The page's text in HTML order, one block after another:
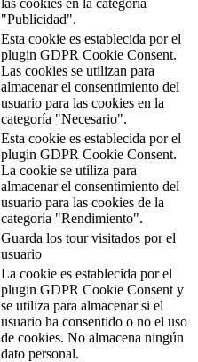
"Publicidad".
Esta cookie es establecida por el
plugin GDPR Cookie Consent.
Las cookies se utilizan para
almacenar el consentimiento del
usuario para las cookies en la
categoría "Necesario".
Esta cookie es establecida por el
plugin GDPR Cookie Consent.
La cookie se utiliza para
almacenar el consentimiento del
usuario para las cookies de la
categoría "Rendimiento".
Guarda los tour visitados por el
usuario
La cookie es establecida por el
plugin GDPR Cookie Consent y
se utiliza para almacenar si el
usuario ha consentido o no el uso
de cookies. No almacena ningún
dato personal.